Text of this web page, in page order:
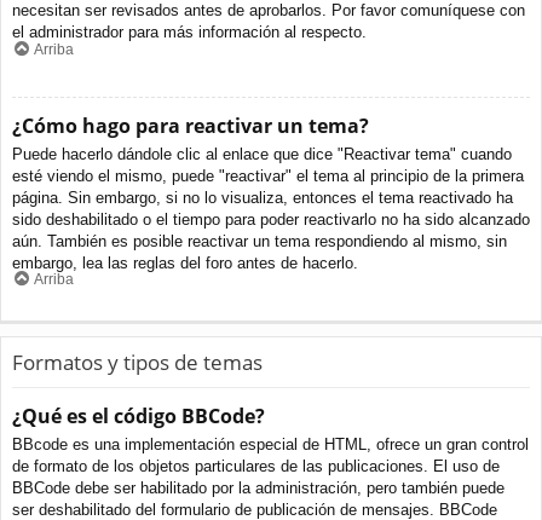
necesitan ser revisados antes de aprobarlos. Por favor comuníquese con
el administrador para más información al respecto.
Arriba
¿Cómo hago para reactivar un tema?
Puede hacerlo dándole clic al enlace que dice "Reactivar tema" cuando
esté viendo el mismo, puede "reactivar" el tema al principio de la primera
página. Sin embargo, si no lo visualiza, entonces el tema reactivado ha
sido deshabilitado o el tiempo para poder reactivarlo no ha sido alcanzado
aún. También es posible reactivar un tema respondiendo al mismo, sin
embargo, lea las reglas del foro antes de hacerlo.
Arriba
Formatos y tipos de temas
¿Qué es el código BBCode?
BBcode es una implementación especial de HTML, ofrece un gran control
de formato de los objetos particulares de las publicaciones. El uso de
BBCode debe ser habilitado por la administración, pero también puede
ser deshabilitado del formulario de publicación de mensajes. BBCode